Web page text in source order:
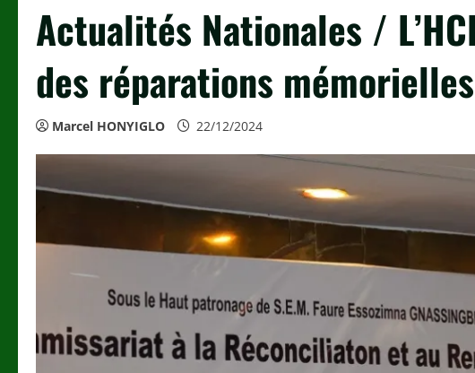
Actualités Nationales /
des réparations
Marcel HONYIGLO 22/12/2024